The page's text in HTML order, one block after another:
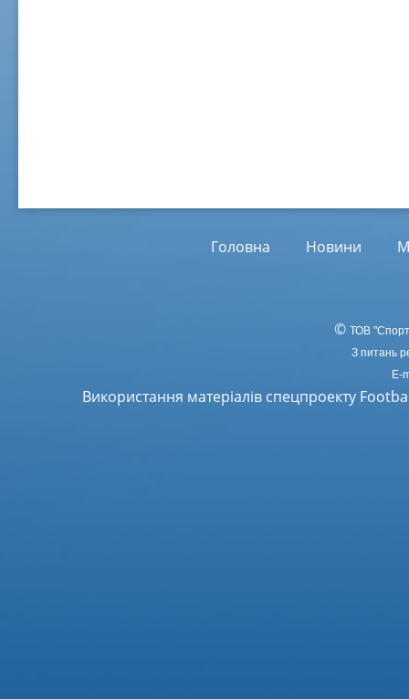
Головна Новини
© ТОВ
З питань
E-
Використання матеріалів спецпроекту